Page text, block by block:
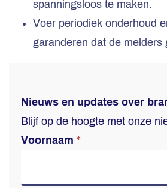
spanningsloos te maken.
Voer periodiek onderhoud
garanderen dat de melders
In-
article
opt-
Nieuws en updates over
Blijf op de hoogte met onze
Voornaam *